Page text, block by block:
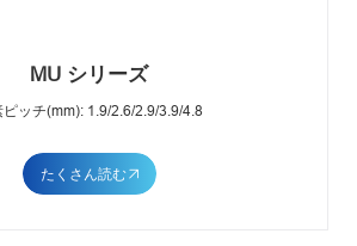
MU シリーズ
ピッチ(mm): 1.9/2.6/2.9/3.9/4.8
たくさん読む